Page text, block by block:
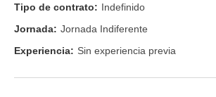
Tipo de contrato: Indefinido
Jornada: Jornada Indiferente
Experiencia: Sin experiencia previa